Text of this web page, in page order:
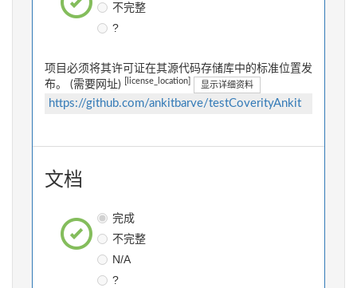
不完整
?
项目必须将其许可证在其源代码存储库中的标准位置发
布。 (需要网址)
[license_location] 显示详细资料
https://github.com/ankitbarve/testCoverityAnkit
文档
完成
不完整
N/A
?